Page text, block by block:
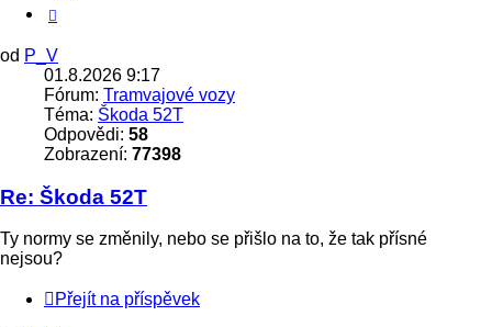
od P_V
01.8.2026 9:17
Fórum: Tramvajové vozy
Téma: Škoda 52T
Odpovědi: 58
Zobrazení: 77398
Re: Škoda 52T
Ty normy se změnily, nebo se přišlo na to, že tak přísné
nejsou?
Přejít na příspěvek